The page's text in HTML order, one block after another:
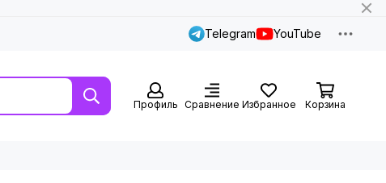
Telegram YouTube
Профиль Сравнение Избранное Корзина